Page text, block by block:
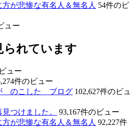
方が悲惨な有名人＆無名人 54件のビ
ュー
られています
ュー
件のビュー
のこした ブログ 102,627件のビュ
つけました。
93,167件のビュー
方が悲惨な有名人＆無名人 92,227件